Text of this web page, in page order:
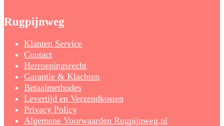
Rugpijnweg
Klanten Service
Contact
Herroepingsrecht
Garantie & Klachten
Betaalmethodes
Levertijd en Verzendkosten
Privacy Policy
Algemene Voorwaarden Rugpijnweg.nl